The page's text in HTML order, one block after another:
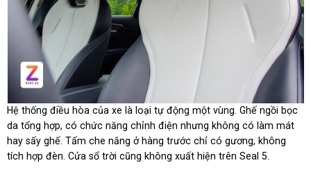
Hệ thống điều hòa của xe là loại tự động một vùng. Ghế ngồi bọc
da tổng hợp, có chức năng chỉnh điện nhưng không có làm mát
hay sấy ghế. Tấm che nắng ở hàng trước chỉ có gương, không
tích hợp đèn. Cửa sổ trời cũng không xuất hiện trên Seal 5.